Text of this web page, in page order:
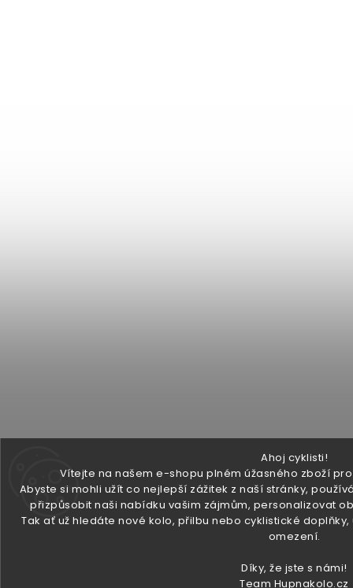
Ahoj cyklisti!
Vítejte na našem e-shopu plném úžasného zboží
Abyste si mohli užít co nejlepší zážitek z naší stránky,
přizpůsobit naši nabídku vašim zájmům, personalizovat
Tak ať už hledáte nové kolo, přilbu nebo cyklistické
omezení.
Díky, že jste s námi!
Team Hupnakolo.cz